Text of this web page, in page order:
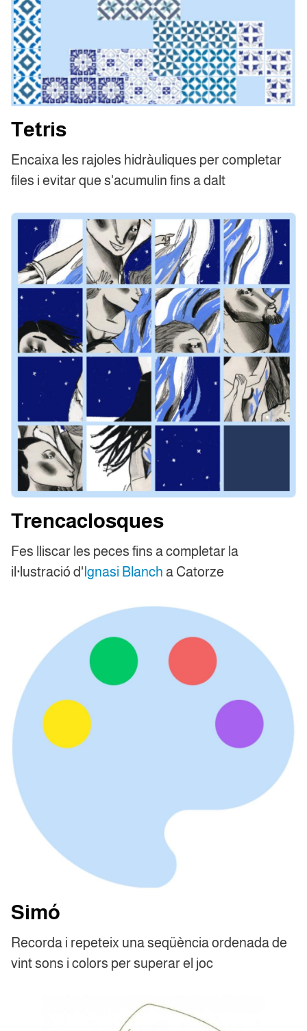
Tetris
Encaixa les rajoles hidràuliques per completar
files i evitar que s'acumulin fins a dalt
Trencaclosques
Fes lliscar les peces fins a completar la
il·lustració d' Ignasi Blanch a Catorze
Simó
Recorda i repeteix una seqüència ordenada de
vint sons i colors per superar el joc